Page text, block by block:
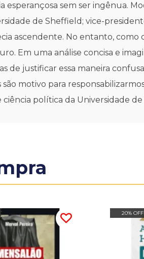
sem ser ingênua.
de Sheffield; vice-
ascendente. No entanto,
Em uma análise concisa e
de justificar essa maneira
motivo para
política da Universidade
20% OFF